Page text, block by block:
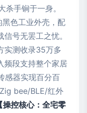
杀手锏于一身。
黑色工业外壳，配
号无罢工之忧。
实测收录35万多
频段支持整个家居
感器实现百分百
bee/BLE/红外
【操控核心：全宅零